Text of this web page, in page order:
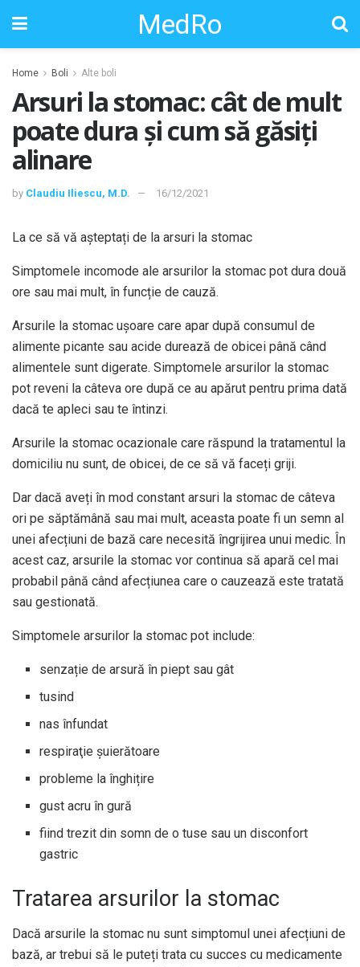
MedRo
Home Boli Alte boli
Arsuri la stomac: cât de mult
poate dura și cum să găsiți
alinare
by Claudiu Iliescu, M.D. 16/12/2021
La ce să vă așteptați de la arsuri la stomac
Simptomele incomode ale arsurilor la stomac pot dura două
ore sau mai mult, în funcție de cauză.
Arsurile la stomac ușoare care apar după consumul de
alimente picante sau acide durează de obicei până când
alimentele sunt digerate. Simptomele arsurilor la stomac
pot reveni la câteva ore după ce au apărut pentru prima dată
dacă te apleci sau te întinzi.
Arsurile la stomac ocazionale care răspund la tratamentul la
domiciliu nu sunt, de obicei, de ce să vă faceți griji.
Dar dacă aveți în mod constant arsuri la stomac de câteva
ori pe săptămână sau mai mult, aceasta poate fi un semn al
unei afecțiuni de bază care necesită îngrijirea unui medic. În
acest caz, arsurile la stomac vor continua să apară cel mai
probabil până când afecțiunea care o cauzează este tratată
sau gestionată.
Simptomele arsurilor la stomac pot include:
senzație de arsură în piept sau gât
tusind
nas înfundat
respiraţie şuierătoare
probleme la înghițire
gust acru în gură
fiind trezit din somn de o tuse sau un disconfort
gastric
Tratarea arsurilor la stomac
Dacă arsurile la stomac nu sunt simptomul unei afecțiuni de
bază, ar trebui să le puteți trata cu succes cu medicamente